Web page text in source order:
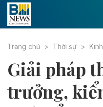
Trang chủ Thời sự
Giải pháp
trưởng,